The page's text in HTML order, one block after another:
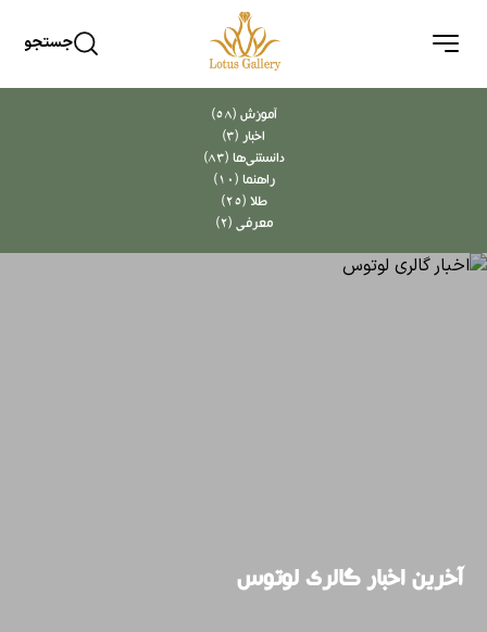
جستجو
آموزش (58)
اخبار (3)
دانستنی‌ها (83)
راهنما (10)
طلا (25)
معرفی (2)
آخرین اخبار گالری لوتوس